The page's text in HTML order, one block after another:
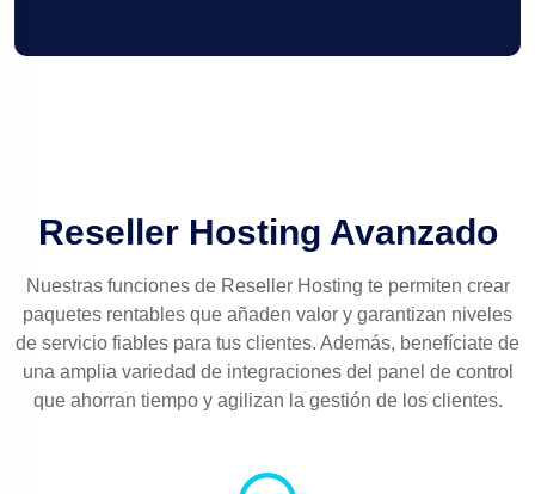
Reseller Hosting Avanzado
Nuestras funciones de Reseller Hosting te permiten crear
paquetes rentables que añaden valor y garantizan niveles
de servicio fiables para tus clientes. Además, benefíciate de
una amplia variedad de integraciones del panel de control
que ahorran tiempo y agilizan la gestión de los clientes.